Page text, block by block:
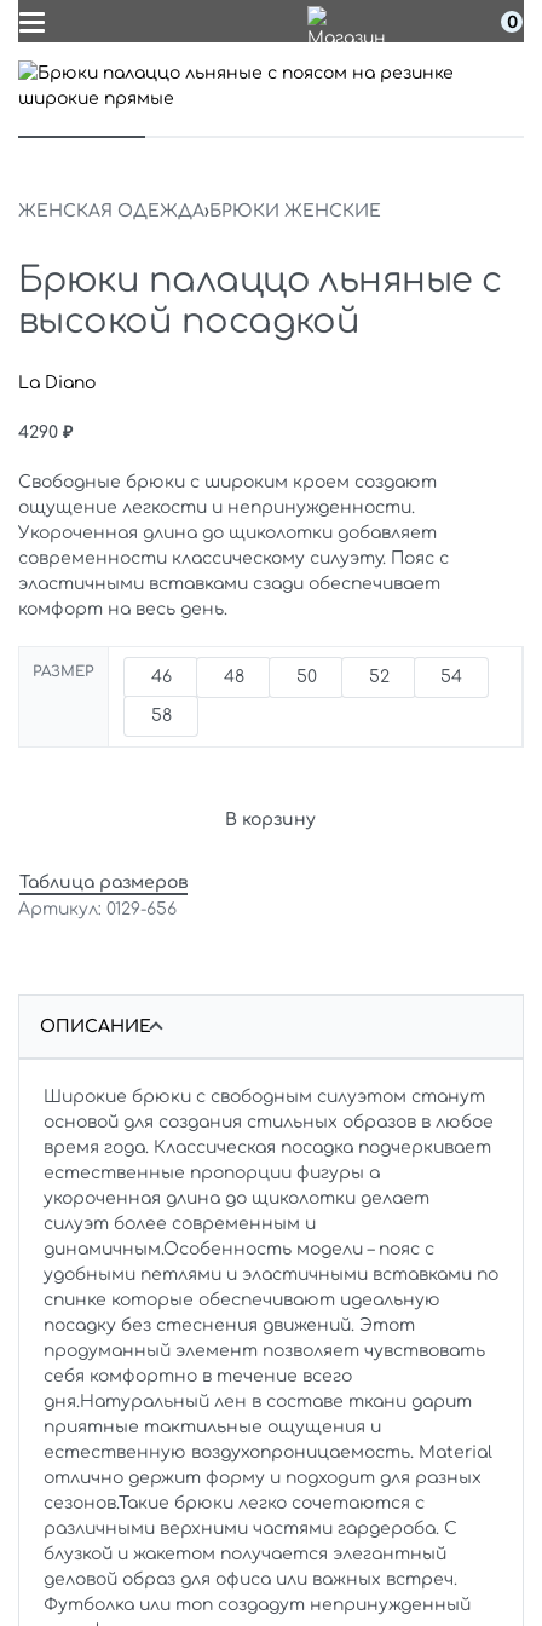
0
ЖЕНСКАЯ ОДЕЖДА›БРЮКИ ЖЕНСКИЕ
Брюки палаццо льняные с
высокой посадкой
La Diano
4290 ₽
Свободные брюки с широким кроем создают
ощущение легкости и непринужденности.
Укороченная длина до щиколотки добавляет
современности классическому силуэту. Пояс с
эластичными вставками сзади обеспечивает
комфорт на весь день.
РАЗМЕР 46 48 50 52 54
58
В корзину
Таблица размеров
0129-656
ОПИСАНИЕ
Широкие брюки с свободным силуэтом станут
основой для создания стильных образов в любое
время года. Классическая посадка подчеркивает
естественные пропорции фигуры а
укороченная длина до щиколотки делает
силуэт более современным и
динамичным.Особенность модели – пояс с
удобными петлями и эластичными вставками по
спинке которые обеспечивают идеальную
посадку без стеснения движений. Этот
продуманный элемент позволяет чувствовать
себя комфортно в течение всего
дня.Натуральный лен в составе ткани дарит
приятные тактильные ощущения и
естественную воздухопроницаемость. Material
отлично держит форму и подходит для разных
сезонов.Такие брюки легко сочетаются с
различными верхними частями гардероба. С
блузкой и жакетом получается элегантный
деловой образ для офиса или важных встреч.
Футболка или топ создадут непринужденный